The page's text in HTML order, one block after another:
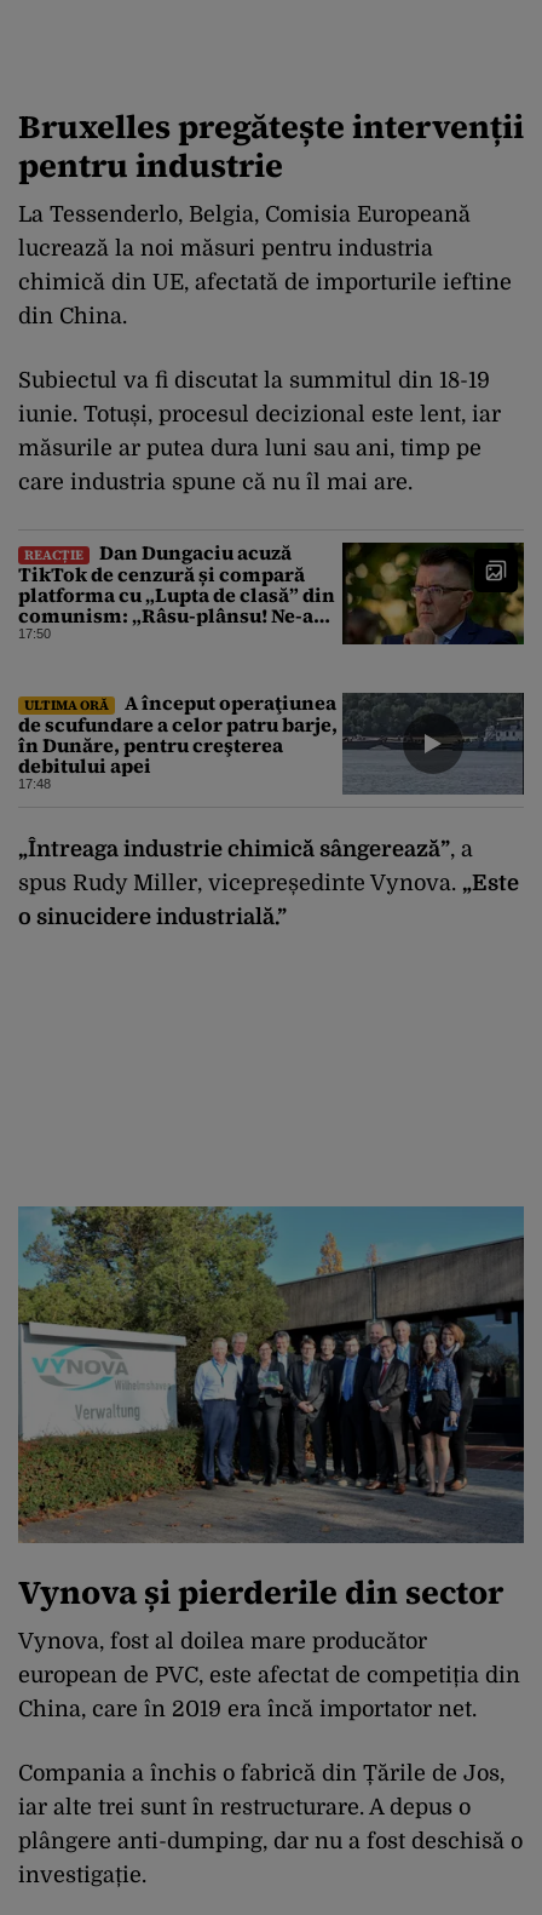
Bruxelles pregătește intervenții
pentru industrie
La Tessenderlo, Belgia, Comisia Europeană
lucrează la noi măsuri pentru industria
chimică din UE, afectată de importurile ieftine
din China.
Subiectul va fi discutat la summitul din 18-19
iunie. Totuși, procesul decizional este lent, iar
măsurile ar putea dura luni sau ani, timp pe
care industria spune că nu îl mai are.
REACȚIE
Dan Dungaciu acuză
TikTok de cenzură și compară
platforma cu „Lupta de clasă” din
comunism: „Râsu-plânsu! Ne-am
întors de unde am plecat!”
17:50
ULTIMA ORĂ
A început operaţiunea
de scufundare a celor patru barje,
în Dunăre, pentru creşterea
debitului apei
17:48
„Întreaga industrie chimică sângerează”, a
spus Rudy Miller, vicepreședinte Vynova. „Este
o sinucidere industrială.”
Vynova și pierderile din sector
Vynova, fost al doilea mare producător
european de PVC, este afectat de competiția din
China, care în 2019 era încă importator net.
Compania a închis o fabrică din Țările de Jos,
iar alte trei sunt în restructurare. A depus o
plângere anti-dumping, dar nu a fost deschisă o
investigație.